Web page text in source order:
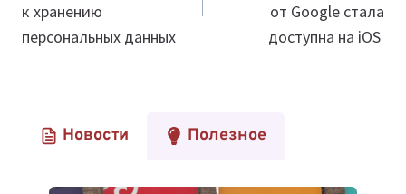
к хранению
персональных данных
от Google стала
доступна на iOS
Новости Полезное